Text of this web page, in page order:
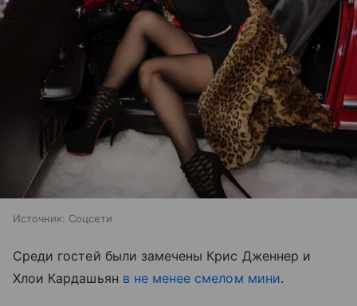
Источник: Соцсети
Среди гостей были замечены Крис Дженнер и
Хлои Кардашьян в не менее смелом мини.